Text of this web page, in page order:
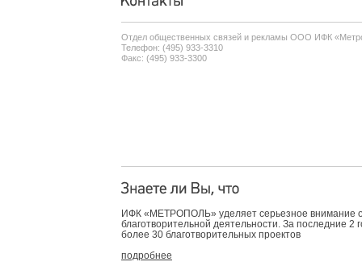
Отдел общественных связей и рекламы ООО ИФК
Телефон: (495) 933-3310
Факс: (495) 933-3300
ИФК «МЕТРОПОЛЬ» уделяет серьезное внимание
благотворительной деятельности. За последние 2
более 30 благотворительных проектов
подробнее